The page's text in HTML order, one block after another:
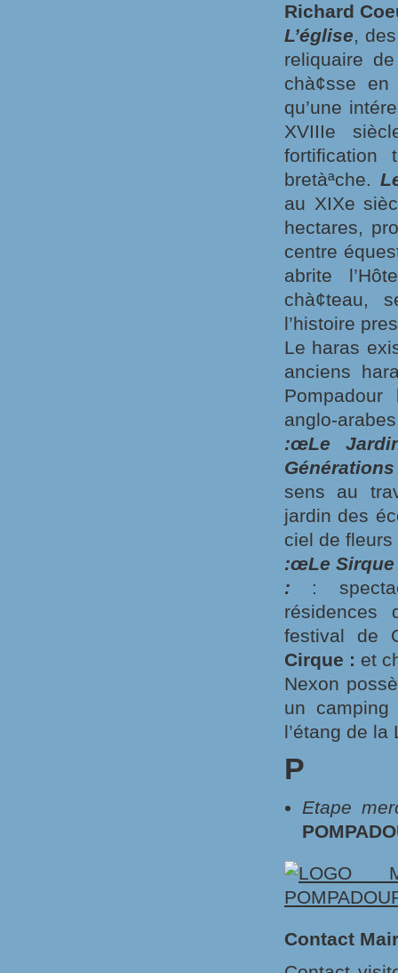
Richard
L’église,
reliquaire
chà¢sse
qu’une
XVIIIe
bretàªche.
au XIXe
hectares,
centre
abrite
chà¢teau,
l’histoire
Le haras
anciens
anglo-
:œLe
Générations
sens au
jardin des
ciel de
:œLe Sirque
: :
résidences
festival de
Cirque : et
Nexon
un
l’étang de la
P
Etape
Contact